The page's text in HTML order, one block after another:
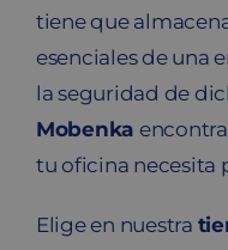
tiene que
esenciales de una
la seguridad de
Mobenka
tu oficina necesita
Elige en nuestra